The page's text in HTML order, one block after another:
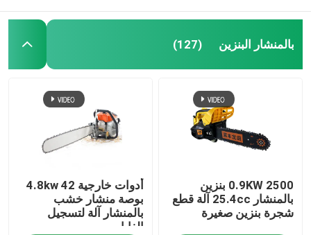
بالمنشار البنزين (127)
2500 0.9KW بنزين
بالمنشار 25.4cc آلة قطع
شجرة بنزين صغيرة
أدوات خارجية 4.8kw 42
بوصة منشار خشب
بالمنشار آلة لتسجيل
الغابات